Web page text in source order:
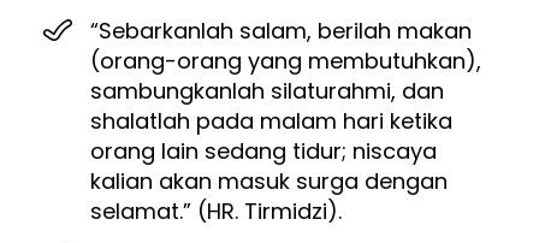
“Sebarkanlah salam, berilah makan
(orang-orang yang membutuhkan),
sambungkanlah silaturahmi, dan
shalatlah pada malam hari ketika
orang lain sedang tidur; niscaya
kalian akan masuk surga dengan
selamat.” (HR. Tirmidzi).